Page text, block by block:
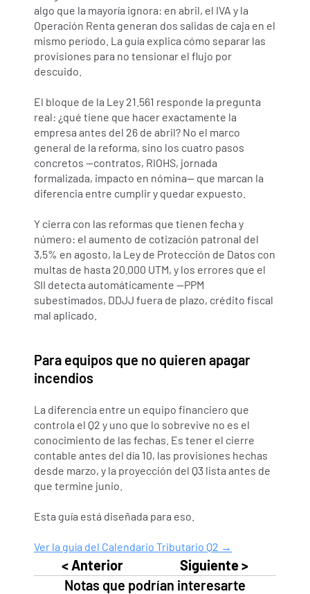
algo que la mayoría ignora: en abril, el IVA y la
Operación Renta generan dos salidas de caja en el
mismo período. La guía explica cómo separar las
provisiones para no tensionar el flujo por
descuido.
El bloque de la Ley 21.561 responde la pregunta
real: ¿qué tiene que hacer exactamente la
empresa antes del 26 de abril? No el marco
general de la reforma, sino los cuatro pasos
concretos —contratos, RIOHS, jornada
formalizada, impacto en nómina— que marcan la
diferencia entre cumplir y quedar expuesto.
Y cierra con las reformas que tienen fecha y
número: el aumento de cotización patronal del
3,5% en agosto, la Ley de Protección de Datos con
multas de hasta 20.000 UTM, y los errores que el
SII detecta automáticamente —PPM
subestimados, DDJJ fuera de plazo, crédito fiscal
mal aplicado.
Para equipos que no quieren apagar
incendios
La diferencia entre un equipo financiero que
controla el Q2 y uno que lo sobrevive no es el
conocimiento de las fechas. Es tener el cierre
contable antes del día 10, las provisiones hechas
desde marzo, y la proyección del Q3 lista antes de
que termine junio.
Esta guía está diseñada para eso.
Ver la guía del Calendario Tributario Q2 →
< Anterior
Siguiente >
Notas que podrían interesarte